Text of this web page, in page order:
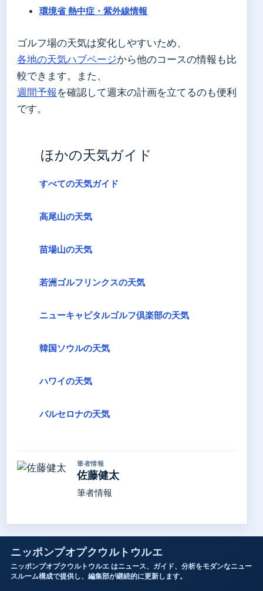
環境省 熱中症・紫外線情報
ゴルフ場の天気は変化しやすいため、
各地の天気ハブページから他のコースの情報も比
較できます。また、
週間予報を確認して週末の計画を立てるのも便利
です。
ほかの天気ガイド
すべての天気ガイド
高尾山の天気
苗場山の天気
若洲ゴルフリンクスの天気
ニューキャピタルゴルフ倶楽部の天気
韓国ソウルの天気
ハワイの天気
バルセロナの天気
筆者情報
佐藤健太
筆者情報
ニッポンプオプクウルトウルエ
ニッポンプオプクウルトウルエ はニュース、ガイド、分析をモダンなニュー
スルーム構成で提供し、編集部が継続的に更新します。